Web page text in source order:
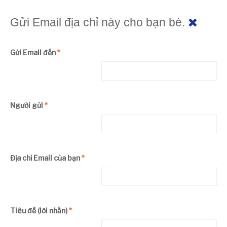
Gửi Email địa chỉ này cho bạn bè.
Gửi Email đến*
Người gửi *
Địa chỉ Email của bạn*
Tiêu đề (lời nhắn)*